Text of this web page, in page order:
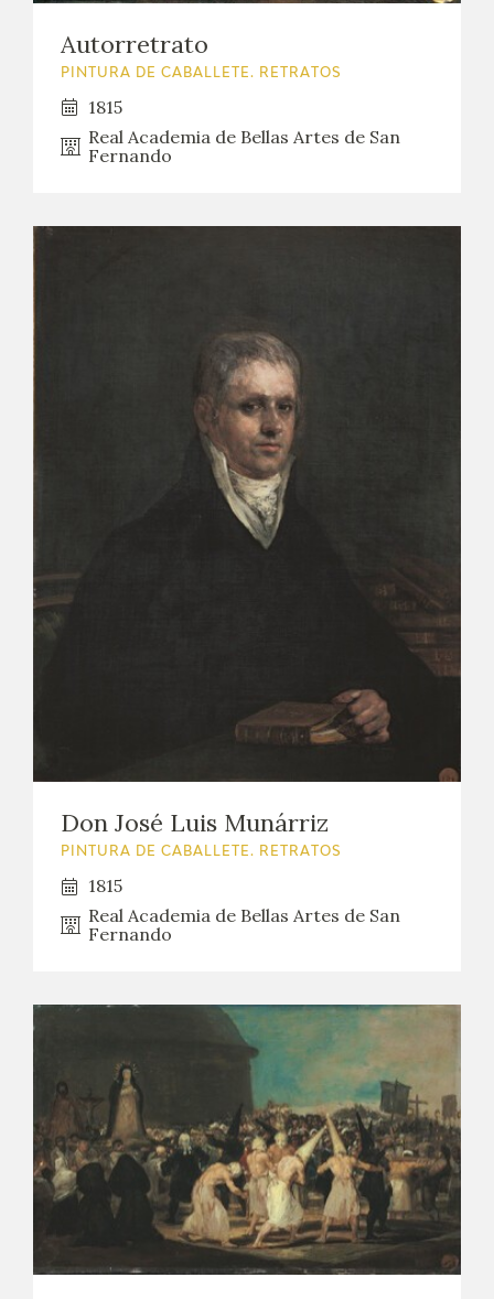
Autorretrato
PINTURA DE CABALLETE. RETRATOS
1815
Real Academia de Bellas Artes de San
Fernando
Don José Luis Munárriz
PINTURA DE CABALLETE. RETRATOS
1815
Real Academia de Bellas Artes de San
Fernando